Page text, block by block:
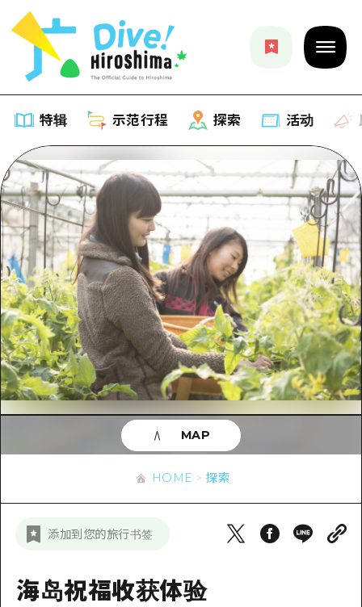
特辑 示范行程 探索 活动
特辑
列表
推荐
艺术
活动·庙会
美食·酒水
骑自行车
购物
运动
夜晚生活
标准
示范行程
列表
Dive!Hiroshima官方向导
广岛随意旅行
广岛市内
安艺
答对了
宫岛周边
短途旅行
探索
列表
广岛市内
安艺
答對了
美北
东山口
爱媛
活动
应时信息
有用的信息
列表
超值的游览门票
新闻
HOME 探索
添加到您的旅行书签
海岛祝福收获体验
MAP